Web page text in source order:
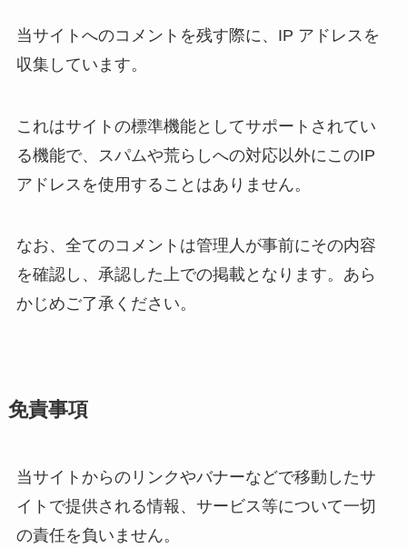
当サイトへのコメントを残す際に、IP アドレスを
収集しています。
これはサイトの標準機能としてサポートされてい
る機能で、スパムや荒らしへの対応以外にこのIP
アドレスを使用することはありません。
なお、全てのコメントは管理人が事前にその内容
を確認し、承認した上での掲載となります。あら
かじめご了承ください。
免責事項
当サイトからのリンクやバナーなどで移動したサ
イトで提供される情報、サービス等について一切
の責任を負いません。